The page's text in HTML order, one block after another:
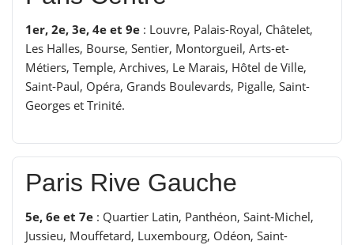
1er, 2e, 3e, 4e et 9e : Louvre, Palais-Royal, Châtelet,
Les Halles, Bourse, Sentier, Montorgueil, Arts-et-
Métiers, Temple, Archives, Le Marais, Hôtel de Ville,
Saint-Paul, Opéra, Grands Boulevards, Pigalle, Saint-
Georges et Trinité.
Paris Rive Gauche
5e, 6e et 7e : Quartier Latin, Panthéon, Saint-Michel,
Jussieu, Mouffetard, Luxembourg, Odéon, Saint-